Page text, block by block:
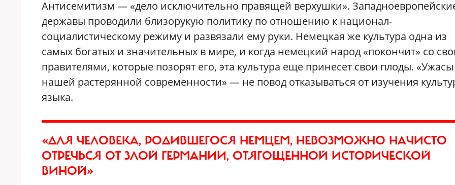
Антисемитизм — «дело исключительно правящей верхушки».
державы проводили близорукую политику по отношению к национал-
социалистическому режиму и развязали ему руки. Немецкая же культура одна из
самых богатых и значительных в мире, и когда немецкий народ «покончит» со
правителями, которые позорят его, эта культура еще принесет свои плоды. «Ужасы
нашей растерянной современности» — не повод отказываться от изучения
языка.
«ДЛЯ ЧЕЛОВЕКА, РОДИВШЕГОСЯ НЕМЦЕМ, НЕВОЗМОЖНО НАЧИСТО
ОТРЕЧЬСЯ ОТ ЗЛОЙ ГЕРМАНИИ, ОТЯГОЩЕННОЙ ИСТОРИЧЕСКОЙ
ВИНОЙ»